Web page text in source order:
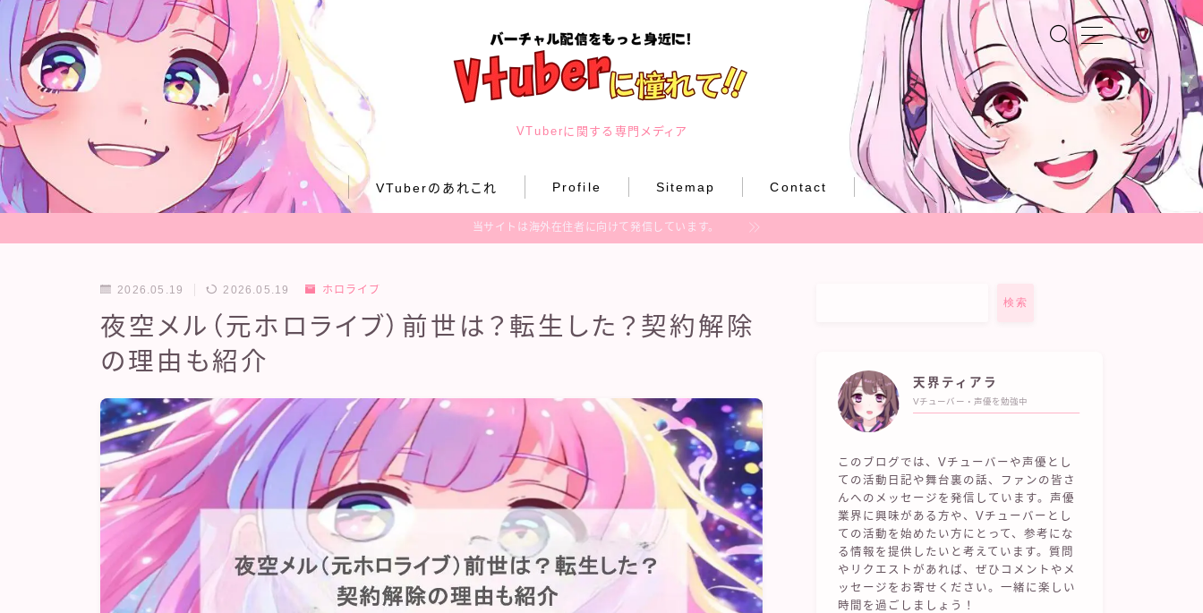
VTuberに関する専門メディア
VTuberのあれこれ Profile Sitemap Contact
VTuberのあれこれ
Profile
Contact
当サイトは海外在住者に向けて発信しています。
2026.05.19 2026.05.19 ホロライブ
夜空メル（元ホロライブ）前世は？転生した？契約解除
の理由も紹介
検索
天界ティアラ
Vチューバー・声優を勉強中
このブログでは、Vチューバーや声優とし
ての活動日記や舞台裏の話、ファンの皆さ
んへのメッセージを発信しています。声優
業界に興味がある方や、Vチューバーとし
ての活動を始めたい方にとって、参考にな
る情報を提供したいと考えています。質問
やリクエストがあれば、ぜひコメントやメ
ッセージをお寄せください。一緒に楽しい
時間を過ごしましょう！